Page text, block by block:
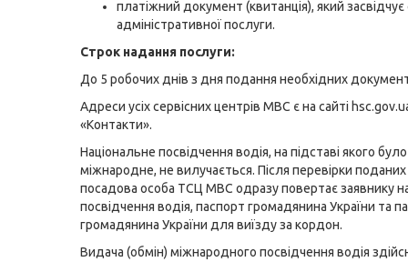
платіжний документ (квитанція), який
адміністративної послуги.
Строк надання послуги:
До 5 робочих днів з дня подання необхідних
Адреси усіх сервісних центрів МВС є на сайті
«Контакти».
Національне посвідчення водія, на підставі якого
міжнародне, не вилучається. Після перевірки
посадова особа ТСЦ МВС одразу повертає заявнику
посвідчення водія, паспорт громадянина України та
громадянина України для виїзду за кордон.
Видача (обмін) міжнародного посвідчення водія